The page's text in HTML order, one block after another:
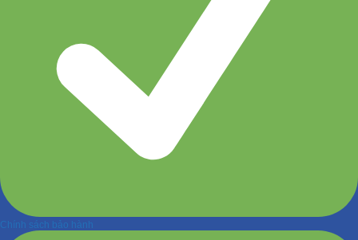
Chính sách bảo hành